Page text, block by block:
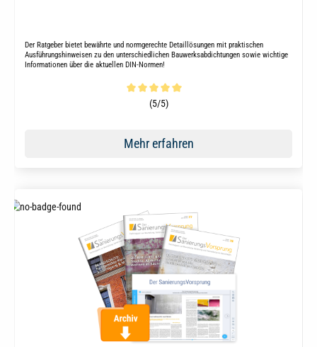
Der Ratgeber bietet bewährte und normgerechte Detaillösungen mit praktischen
Ausführungshinweisen zu den unterschiedlichen Bauwerksabdichtungen sowie wichtige
Informationen über die aktuellen DIN-Normen!
Durchschnittliche Bewertung von 5 von 5 Sternen
(5/5)
Mehr erfahren